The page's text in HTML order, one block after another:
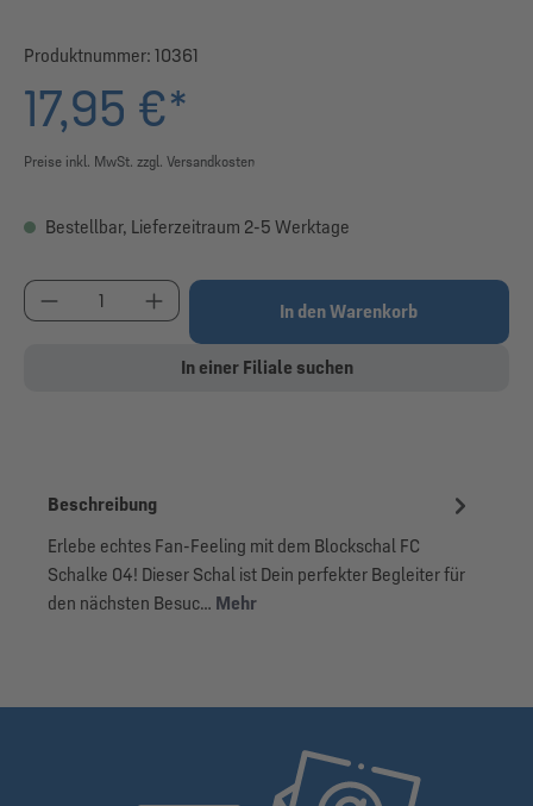
Produktnummer: 10361
17,95 €*
Preise inkl. MwSt. zzgl. Versandkosten
Bestellbar, Lieferzeitraum 2-5 Werktage
Produkt Anzahl: Gib den gewünschten Wert ein
In den Warenkorb
In einer Filiale suchen
Beschreibung
Erlebe echtes Fan-Feeling mit dem Blockschal FC
Schalke 04! Dieser Schal ist Dein perfekter Begleiter für
den nächsten Besuc… Mehr